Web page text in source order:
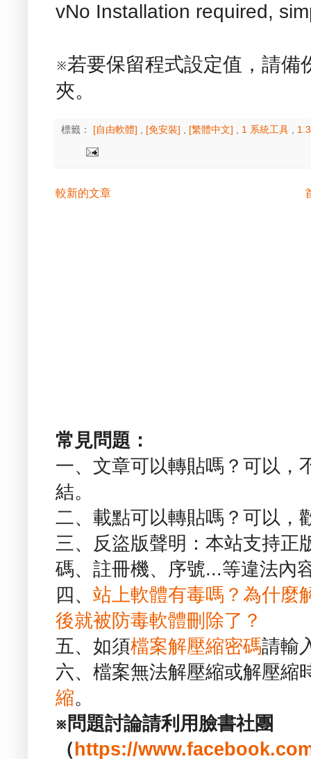
vNo Installation required,
※若要保留程式設定值，請
夾。
標籤： [自由軟體] [免安裝] [繁體中文] 1 系統工具
較新的文章
常見問題：
一、文章可以轉貼嗎？可以，
結。
二、載點可以轉貼嗎？可以，
三、反盜版聲明：本站支持正
碼、註冊機、序號...等違法內
四、 站上軟體有毒嗎？為什麼
後就被防毒軟體刪除了？
五、如須檔案解壓縮密碼請輸
六、檔案無法解壓縮或解壓縮
縮。
※問題討論請利用臉書社團
（ https://